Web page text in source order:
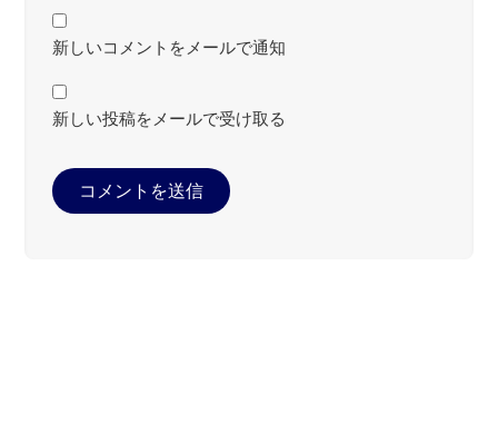
新しいコメントをメールで通知
新しい投稿をメールで受け取る